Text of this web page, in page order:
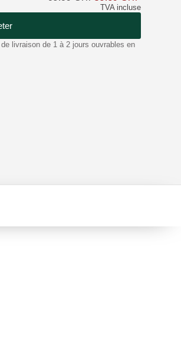
TVA incluse
de livraison de 1 à 2 jours ouvrables en